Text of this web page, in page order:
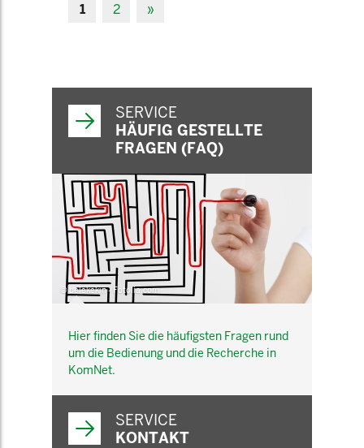
1
2 »
SERVICE
HÄUFIG GESTELLTE
FRAGEN (FAQ)
© belekekin - Fotolia.com
Hier finden Sie die häufigsten Fragen rund
um die Bedienung und die Recherche in
KomNet.
SERVICE
KONTAKT